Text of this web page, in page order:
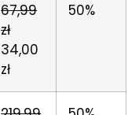
67,99
zł
34,00
zł
50%